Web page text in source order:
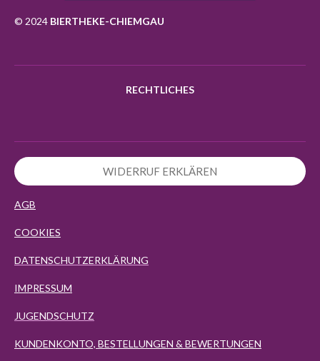
k
a
m
p
p
© 2024 BIERTHEKE-CHIEMGAU
RECHTLICHES
WIDERRUF ERKLÄREN
AGB
COOKIES
DATENSCHUTZERKLÄRUNG
IMPRESSUM
JUGENDSCHUTZ
KUNDENKONTO, BESTELLUNGEN & BEWERTUNGEN